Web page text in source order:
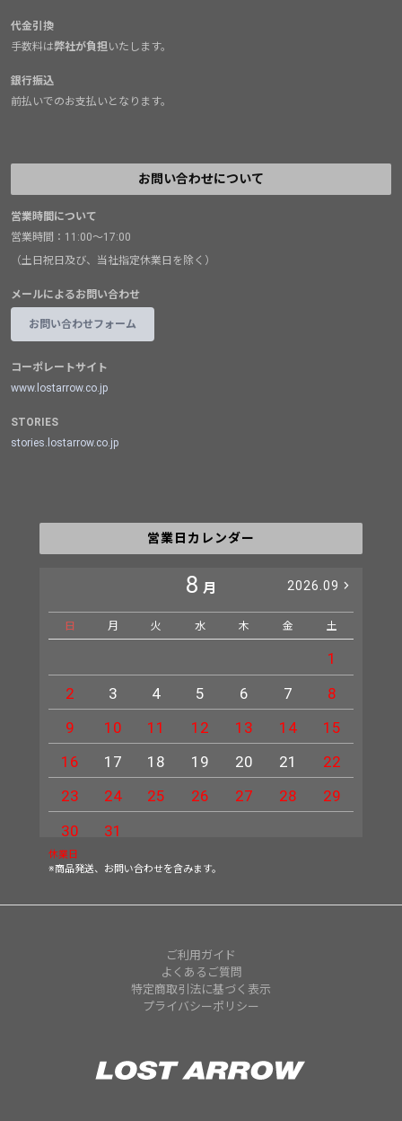
代金引換
手数料は弊社が負担いたします。
銀行振込
前払いでのお支払いとなります。
お問い合わせについて
営業時間について
営業時間：11:00～17:00
（土日祝日及び、当社指定休業日を除く）
メールによるお問い合わせ
お問い合わせフォーム
コーポレートサイト
www.lostarrow.co.jp
STORIES
stories.lostarrow.co.jp
営業日カレンダー
8 月 2026.09
日 月 火 水 木 金 土
1
2
3 4 5 6 7
8
9
10 11 12 13 14
15
16
17 18 19 20 21
22
23
24 25 26 27 28
29
30
31
休業日
※商品発送、お問い合わせを含みます。
ご利用ガイド
よくあるご質問
特定商取引法に基づく表示
プライバシーポリシー